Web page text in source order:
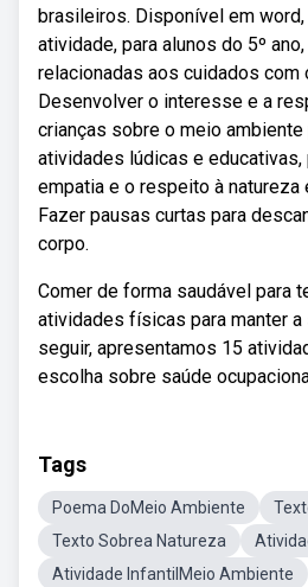
brasileiros. Disponível em
atividade, para alunos do 5º
relacionadas aos cuidados com
Desenvolver o interesse e a
crianças sobre o meio
atividades lúdicas e educativas,
empatia e o respeito à natureza
Fazer pausas curtas para
corpo.
Comer de forma saudável para
atividades físicas para manter a
seguir, apresentamos 15
escolha sobre saúde
Tags
Poema DoMeio Ambiente
Texto Sobrea Natureza
Atividade InfantilMeio Ambiente